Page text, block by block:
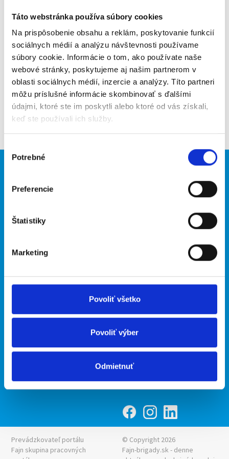
Táto webstránka používa súbory cookies
Na prispôsobenie obsahu a reklám, poskytovanie funkcií
sociálnych médií a analýzu návštevnosti používame
súbory cookie. Informácie o tom, ako používate naše
webové stránky, poskytujeme aj našim partnerom v
oblasti sociálnych médií, inzercie a analýzy. Títo partneri
môžu príslušné informácie skombinovať s ďalšími
údajmi, ktoré ste im poskytli alebo ktoré od vás získali,
keď ste používali ich služby.
súhlasu
Potrebné
Preferencie
Štatistiky
Marketing
Povoliť všetko
Povoliť výber
Odmietnuť
Upozorniť na inzerát
Pridať do obľúbených
Späť
Nové brigády
O nás
Podmienky
Upraviť predvoľby cookies
údajov
Naše ďalšie projekty
Fajn Brigády
Ponuka práce z celej ČR
mobilná aplikácia
Ponuka brigády z celej ČR
Prevádzkovateľ portálu
Fajn skupina pracovných
© Copyright 2026
Fajn-brigady.sk - denne